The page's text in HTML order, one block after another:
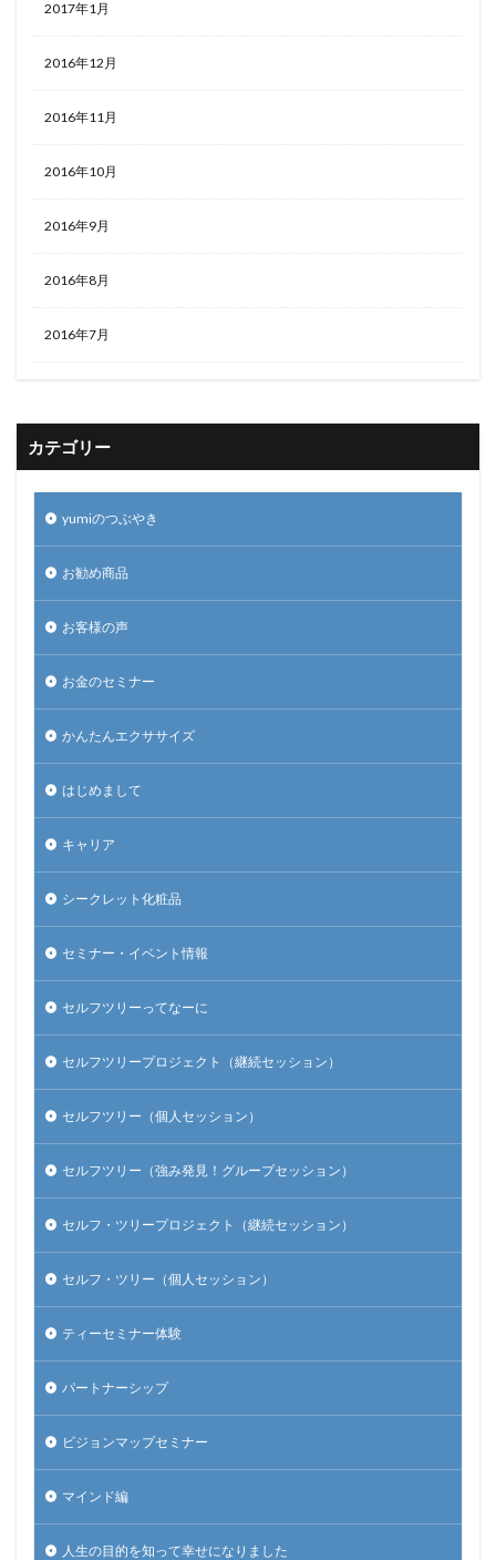
2017年1月
2016年12月
2016年11月
2016年10月
2016年9月
2016年8月
2016年7月
カテゴリー
yumiのつぶやき
お勧め商品
お客様の声
お金のセミナー
かんたんエクササイズ
はじめまして
キャリア
シークレット化粧品
セミナー・イベント情報
セルフツリーってなーに
セルフツリープロジェクト（継続セッション）
セルフツリー（個人セッション）
セルフツリー（強み発見！グループセッション）
セルフ・ツリープロジェクト（継続セッション）
セルフ・ツリー（個人セッション）
ティーセミナー体験
パートナーシップ
ビジョンマップセミナー
マインド編
人生の目的を知って幸せになりました